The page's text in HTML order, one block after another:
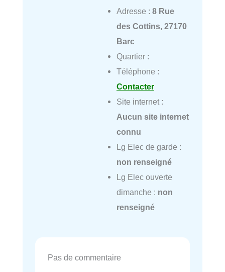
Adresse : 8 Rue
des Cottins, 27170
Barc
Quartier :
Téléphone :
Contacter
Site internet :
Aucun site internet
connu
Lg Elec de garde :
non renseigné
Lg Elec ouverte
dimanche : non
renseigné
Pas de commentaire